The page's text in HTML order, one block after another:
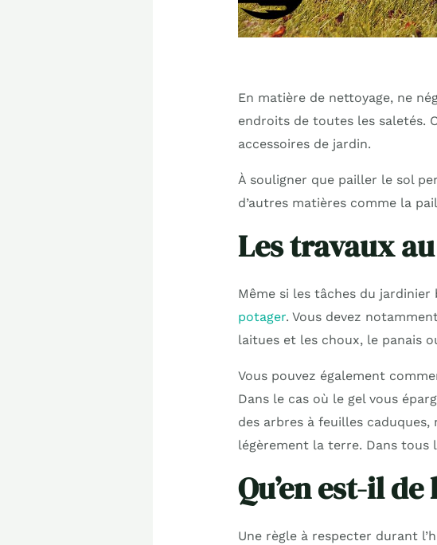
En matière de nettoyage, ne
endroits de toutes les saletés.
accessoires de jardin.
À souligner que pailler le sol
d’autres matières comme la
Les travaux
Même si les tâches du
potager. Vous devez
laitues et les choux, le panais
Vous pouvez également
Dans le cas où le gel vous
des arbres à feuilles caduques,
légèrement la terre. Dans tous
Qu’en est-il
Une règle à respecter durant